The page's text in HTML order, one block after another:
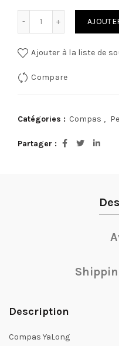
Ajouter à la liste de
Compare
Catégories : Compas ,
Partager
Description
Compas YaLong